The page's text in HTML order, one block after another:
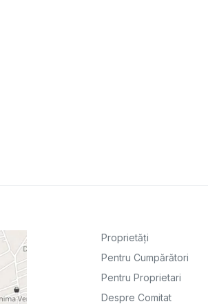
Proprietăți
Pentru Cumpărători
Pentru Proprietari
Despre Comitat